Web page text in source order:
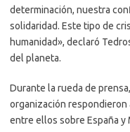
determinación, nuestra
solidaridad. Este tipo de
humanidad», declaró
del planeta.
Durante la rueda de
organización
entre ellos sobre España y